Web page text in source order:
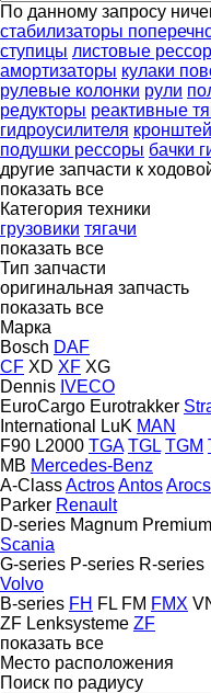
По данному запросу
стабилизаторы
ступицы листовые
амортизаторы кулаки
рулевые колонки рули
редукторы реактивные
гидроусилителя
подушки рессоры бачки
другие запчасти к
показать все
Категория техники
грузовики тягачи
показать все
Тип запчасти
оригинальная запчасть
показать все
Марка
Bosch DAF
CF XD XF XG
Dennis IVECO
EuroCargo Eurotrakker
International
LuK MAN
F90 L2000 TGA TGL TGM
MB Mercedes-Benz
A-ClassActrosAntosArocs
Parker Renault
D-series Magnum Premium
Scania
G-series P-series R-series
Volvo
B-series FH FL FM FMX
ZF Lenksysteme ZF
показать все
Место расположения
Поиск по радиусу